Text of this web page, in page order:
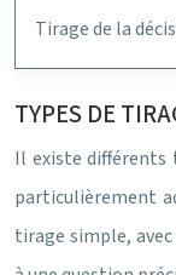
Tirage de la
TYPES DE
Il existe différents
particulièrement
tirage simple,